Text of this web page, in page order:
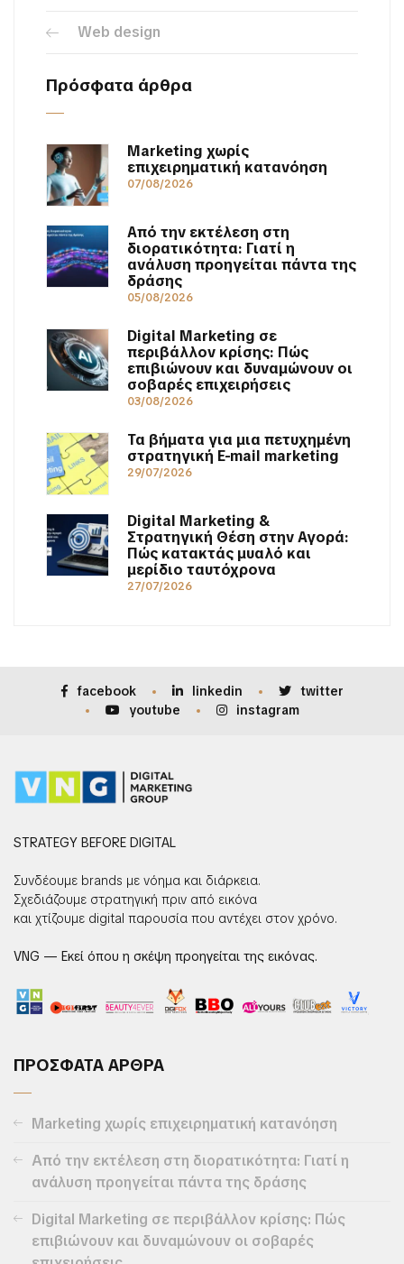
Web design
Πρόσφατα άρθρα
Marketing χωρίς
επιχειρηματική κατανόηση
07/08/2026
Από την εκτέλεση στη
διορατικότητα: Γιατί η
ανάλυση προηγείται πάντα της
δράσης
05/08/2026
Digital Marketing σε
περιβάλλον κρίσης: Πώς
επιβιώνουν και δυναμώνουν οι
σοβαρές επιχειρήσεις
03/08/2026
Τα βήματα για μια πετυχημένη
στρατηγική E-mail marketing
29/07/2026
Digital Marketing &
Στρατηγική Θέση στην Αγορά:
Πώς κατακτάς μυαλό και
μερίδιο ταυτόχρονα
27/07/2026
facebook linkedin
twitter
youtube
instagram
STRATEGY BEFORE DIGITAL
Συνδέουμε brands με νόημα και διάρκεια.
Σχεδιάζουμε στρατηγική πριν από εικόνα
και χτίζουμε digital παρουσία που αντέχει στον χρόνο.
VNG — Εκεί όπου η σκέψη προηγείται της εικόνας.
ΠΡΟΣΦΑΤΑ ΑΡΘΡΑ
Marketing χωρίς επιχειρηματική κατανόηση
Από την εκτέλεση στη διορατικότητα: Γιατί η
ανάλυση προηγείται πάντα της δράσης
Digital Marketing σε περιβάλλον κρίσης: Πώς
επιβιώνουν και δυναμώνουν οι σοβαρές